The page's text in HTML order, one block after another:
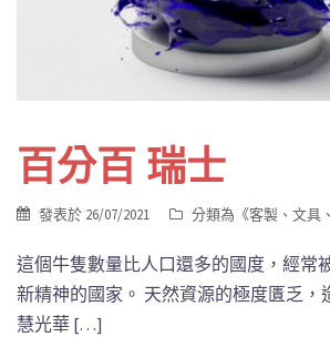
百分百 瑞士
發表於 26/07/2021 分類為《客製 、 文具 、
這個牛隻數量比人口還多的國度，經常
新精神的國家。 天然資源的極度匱乏，
慧光華 […]